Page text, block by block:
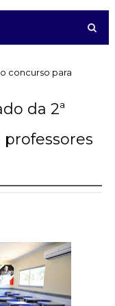
concurso para
da 2ª